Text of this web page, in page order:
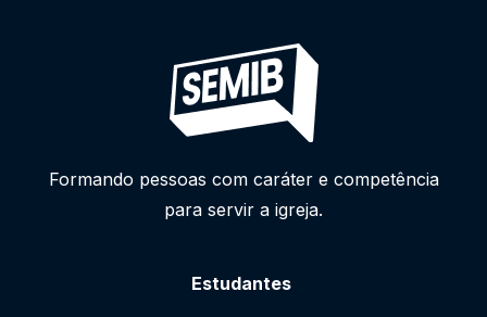
Formando pessoas com caráter e competência
para servir a igreja.
Estudantes